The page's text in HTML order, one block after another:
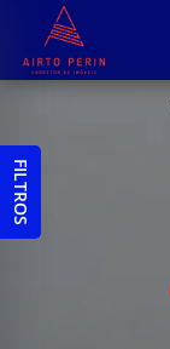
FILTROS